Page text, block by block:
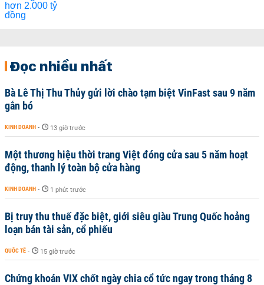
Đọc nhiều nhất
Bà Lê Thị Thu Thủy gửi lời chào tạm biệt VinFast sau 9 năm
gắn bó
KINH DOANH - 13 giờ trước
Một thương hiệu thời trang Việt đóng cửa sau 5 năm hoạt
động, thanh lý toàn bộ cửa hàng
KINH DOANH - 1 phút trước
Bị truy thu thuế đặc biệt, giới siêu giàu Trung Quốc hoảng
loạn bán tài sản, cổ phiếu
QUỐC TẾ - 15 giờ trước
Chứng khoán VIX chốt ngày chia cổ tức ngay trong tháng 8